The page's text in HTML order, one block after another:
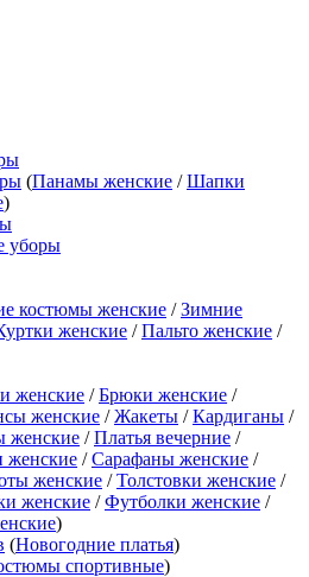
(Панамы женские /Шапки
)
уборы
костюмы женские /Зимние
женские /Пальто женские /
женские /Брюки женские /
женские /Жакеты /Кардиганы /
женские /Платья вечерние /
женские /Сарафаны женские /
женские /Толстовки женские /
женские /Футболки женские /
)
(Новогодние платья)
спортивные)